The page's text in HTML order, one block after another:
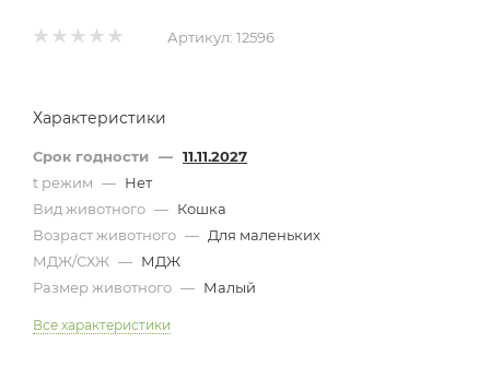
Артикул: 12596
Характеристики
Срок годности — 11.11.2027
t режим — Нет
Вид животного — Кошка
Возраст животного — Для маленьких
МДЖ/СХЖ — МДЖ
Размер животного — Малый
Все характеристики